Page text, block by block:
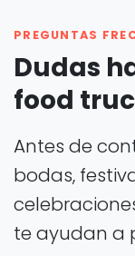
PREGUNTAS
Dudas
food
Antes de
bodas,
te ayudan a